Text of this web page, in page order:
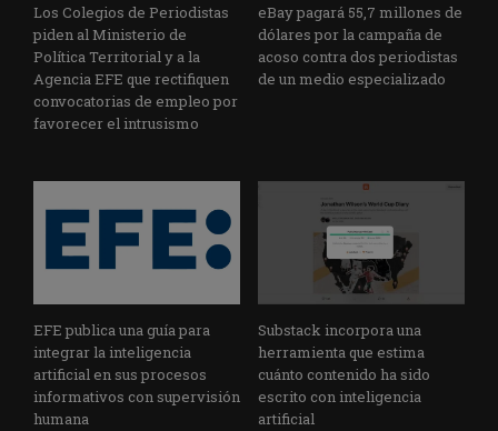
Los Colegios de Periodistas
piden al Ministerio de
Política Territorial y a la
Agencia EFE que rectifiquen
convocatorias de empleo por
favorecer el intrusismo
eBay pagará 55,7 millones de
dólares por la campaña de
acoso contra dos periodistas
de un medio especializado
EFE publica una guía para
integrar la inteligencia
artificial en sus procesos
informativos con supervisión
humana
Substack incorpora una
herramienta que estima
cuánto contenido ha sido
escrito con inteligencia
artificial